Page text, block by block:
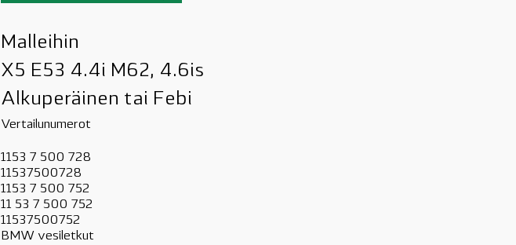
Malleihin
X5 E53 4.4i M62, 4.6is
Alkuperäinen tai Febi
Vertailunumerot
1153 7 500 728
11537500728
1153 7 500 752
11 53 7 500 752
11537500752
BMW vesiletkut